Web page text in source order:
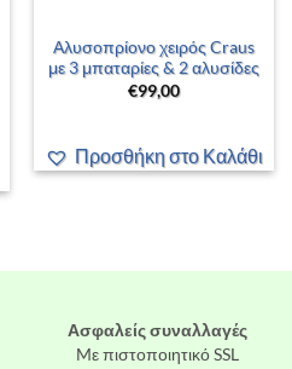
Αλυσοπρίονο χειρός Craus
με 3 μπαταρίες & 2 αλυσίδες
€99,00
Προσθήκη στο Καλάθι
Ασφαλείς συναλλαγές
Mε πιστοποιητικό SSL